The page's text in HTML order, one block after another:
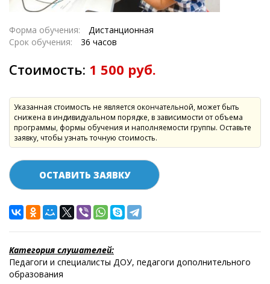
Форма обучения:
Дистанционная
Срок обучения:
36 часов
Стоимость: 1 500 руб.
Указанная стоимость не является окончательной, может быть
снижена в индивидуальном порядке, в зависимости от объема
программы, формы обучения и наполняемости группы. Оставьте
заявку, чтобы узнать точную стоимость.
ОСТАВИТЬ ЗАЯВКУ
Категория слушателей:
Педагоги и специалисты ДОУ, педагоги дополнительного
образования